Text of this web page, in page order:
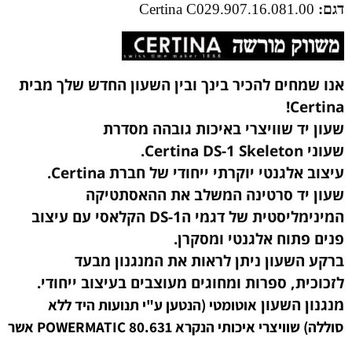
דגם: C029.907.16.081.00
אנו שמחים להכיר בינך ובין השעון החדש שלך מבית
Certina!
שעון יד שוויצרי באיכות גובהה מסדרת
שעוני Certina DS-1 Skeleton.
עיצוב אלגנטי יוקרתי ייחודי של חברת Certina.
שעון יד סרטינה המשלב את ההאסתטיקה
המינימליסטית של דגמי הDS-1 הקלאסי עם עיצוב
פנים פתוח אלגנטי ומסקרן.
ברקע השעון ניתן לראות את המנגנון מבעד
לזכוכית, ספרות ומחוגים מעוצבים בעיצוב ייחודי.
מנגנון השעון אוטומטי (הנטען ע"י תנועות היד ללא
סוללה)
שוויצרי איכותי הנקרא POWERMATIC 80.631 אשר